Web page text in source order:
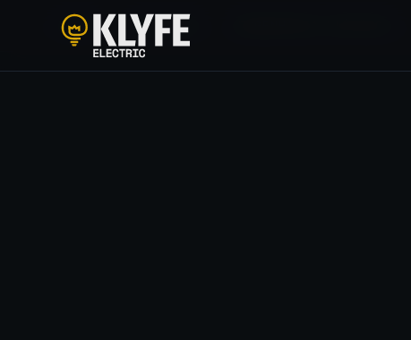
Klyfe Electric
HOME / SOLUÇÕES